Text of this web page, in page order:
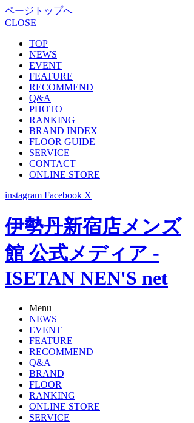
ページトップへ
CLOSE
TOP
NEWS
EVENT
FEATURE
RECOMMEND
Q&A
PHOTO
RANKING
BRAND INDEX
FLOOR GUIDE
SERVICE
CONTACT
ONLINE STORE
instagram Facebook X
伊勢丹新宿店メンズ
館 公式メディア -
ISETAN NEN'S net
Menu
NEWS
EVENT
FEATURE
RECOMMEND
Q&A
BRAND
FLOOR
RANKING
ONLINE STORE
SERVICE